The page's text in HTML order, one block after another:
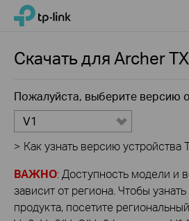
Click
navigation
TP-Link, Reliably Smart
Скачать дляArcher
Пожалуйста, выберите версию
V1
> Как узнать версию устройства
ВАЖНО: Доступность модели и
зависит от региона. Чтобы
продукта, посетите